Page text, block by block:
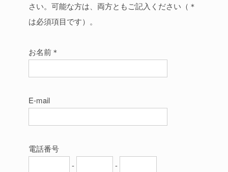
さい。可能な方は、両方ともご記入ください（＊
は必須項目です）。
お名前＊
E-mail
電話番号
-
-